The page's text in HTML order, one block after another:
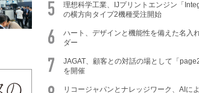
理想科学工業、IJプリントエンジン「
の横方向タイプ2機種受注開始
ハート、デザインと機能性を備えた名入
ダー
JAGAT、顧客との対話の場として「
を開催
リコージャパンとナレッジワーク、AIに